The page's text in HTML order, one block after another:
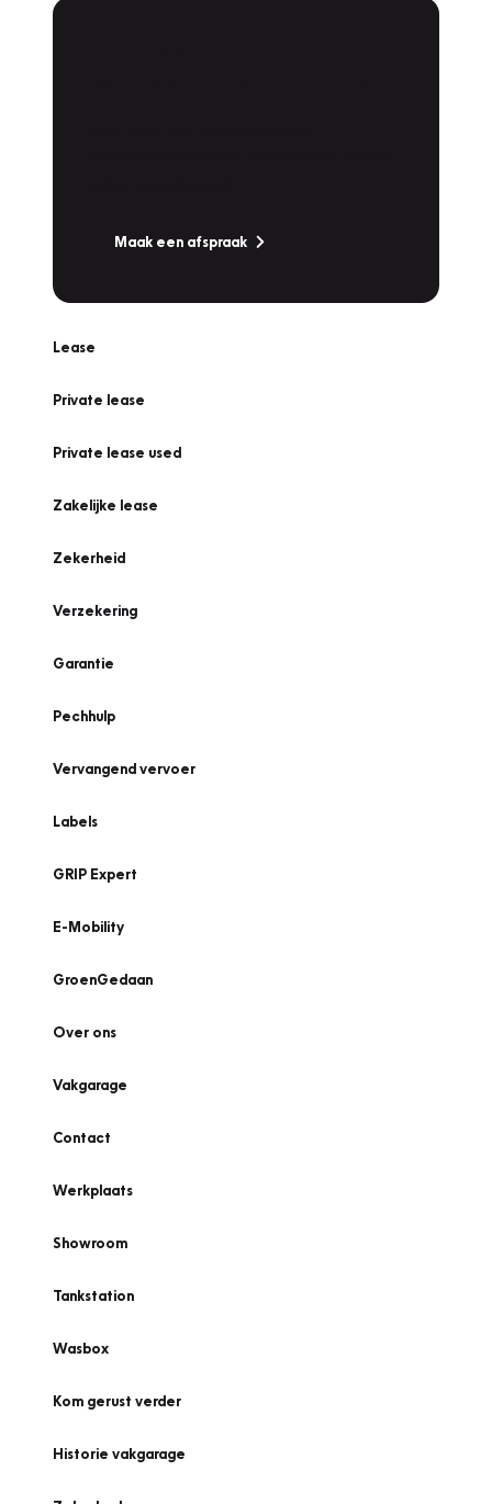
Maak een afspraak
Lease
Private lease
Private lease used
Zakelijke lease
Zekerheid
Verzekering
Garantie
Pechhulp
Vervangend vervoer
Labels
GRIP Expert
E-Mobility
GroenGedaan
Over ons
Vakgarage
Contact
Werkplaats
Showroom
Tankstation
Wasbox
Kom gerust verder
Historie vakgarage